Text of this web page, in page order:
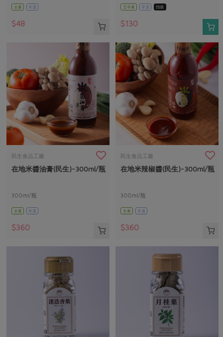
素食專區
地區活動
社務會議 地區活動
全素 常溫
$48
五辛素 常溫 預購
$130
民生食品工廠
在地米醬油膏(民生)-300ml/瓶
300ml/瓶
全素 常溫
$360
民生食品工廠
在地米辣椒醬(民生)-300ml/瓶
300ml/瓶
全素 常溫
$360